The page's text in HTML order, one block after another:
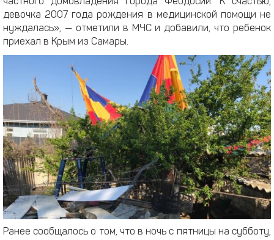
девочка 2007 года рождения в медицинской помощи не
нуждалась», — отметили в МЧС и добавили, что ребенок
приехал в Крым из Самары.
Ранее сообщалось о том, что в ночь с пятницы на субботу,